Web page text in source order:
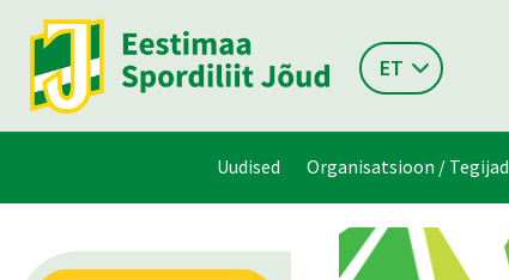
ET
Uudised Organisatsioon / Tegijad